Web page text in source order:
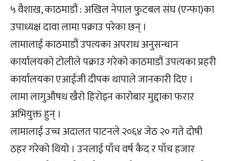
५ वैशाख, काठमाडौं : अखिल नेपाल फुटबल संघ (एन्फा)का
उपाध्यक्ष दावा लामा पक्राउ परेका छन् ।
लामालाई काठमाडौं उपत्यका अपराध अनुसन्धान
कार्यालयको टोलीले पक्राउ गरेको काठमाडौं उपत्यका प्रहरी
कार्यालयका एआईजी दीपक थापाले जानकारी दिए ।
लामा लागुऔषध खैरो हिरोइन कारोबार मुद्दाका फरार
अभियुक्त हुन् ।
लामालाई उच्च अदालत पाटनले २०६४ जेठ २० गते दोषी
ठहर गरेको थियो । उनलाई पाँच वर्ष कैद र पाँच हजार